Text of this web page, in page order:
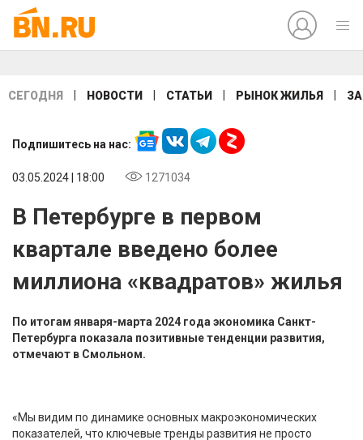
СЕГОДНЯ НОВОСТИ СТАТЬИ РЫНОК ЖИЛЬЯ
Подпишитесь на нас:
03.05.2024 | 18:00 1271034
В Петербурге в первом
квартале введено более
миллиона «квадратов» жилья
По итогам января-марта 2024 года экономика Санкт-
Петербурга показала позитивные тенденции развития,
отмечают в Смольном.
«Мы видим по динамике основных макроэкономических
показателей, что ключевые тренды развития не просто